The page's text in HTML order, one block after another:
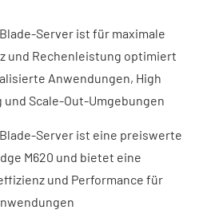
Server ist für maximale
und Rechenleistung optimiert
Anwendungen, High
Scale-Out-Umgebungen
Server ist eine preiswerte
M620 und bietet eine
und Performance für